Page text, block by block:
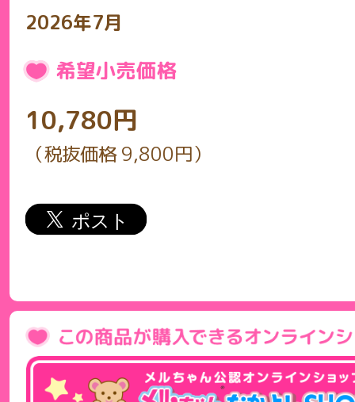
2026年7月
10,780円
（税抜価格 9,800円）